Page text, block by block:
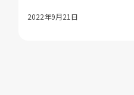
2022年9月21日